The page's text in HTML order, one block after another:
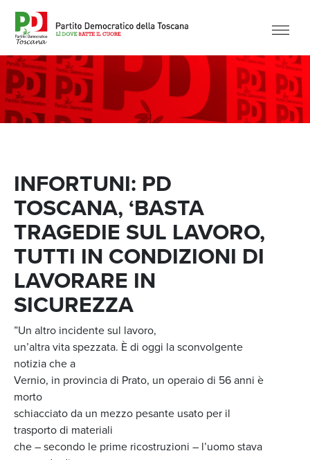
INFORTUNI: PD
TOSCANA, ‘BASTA
TRAGEDIE SUL LAVORO,
TUTTI IN CONDIZIONI DI
LAVORARE IN
SICUREZZA
”Un altro incidente sul lavoro,
un’altra vita spezzata. È di oggi la sconvolgente
notizia che a
Vernio, in provincia di Prato, un operaio di 56 anni è
morto
schiacciato da un mezzo pesante usato per il
trasporto di materiali
che – secondo le prime ricostruzioni – l’uomo stava